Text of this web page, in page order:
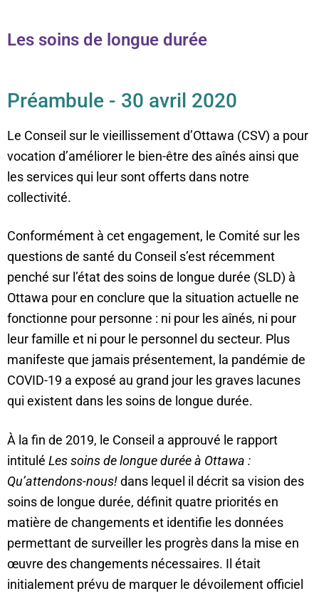
Les soins de longue durée
Préambule - 30 avril 2020
Le Conseil sur le vieillissement d’Ottawa (CSV) a pour
vocation d’améliorer le bien-être des aînés ainsi que
les services qui leur sont offerts dans notre
collectivité.
Conformément à cet engagement, le Comité sur les
questions de santé du Conseil s’est récemment
penché sur l’état des soins de longue durée (SLD) à
Ottawa pour en conclure que la situation actuelle ne
fonctionne pour personne : ni pour les aînés, ni pour
leur famille et ni pour le personnel du secteur. Plus
manifeste que jamais présentement, la pandémie de
COVID-19 a exposé au grand jour les graves lacunes
qui existent dans les soins de longue durée.
À la fin de 2019, le Conseil a approuvé le rapport
intitulé Les soins de longue durée à Ottawa :
Qu’attendons-nous!dans lequel il décrit sa vision des
soins de longue durée, définit quatre priorités en
matière de changements et identifie les données
permettant de surveiller les progrès dans la mise en
œuvre des changements nécessaires. Il était
initialement prévu de marquer le dévoilement officiel